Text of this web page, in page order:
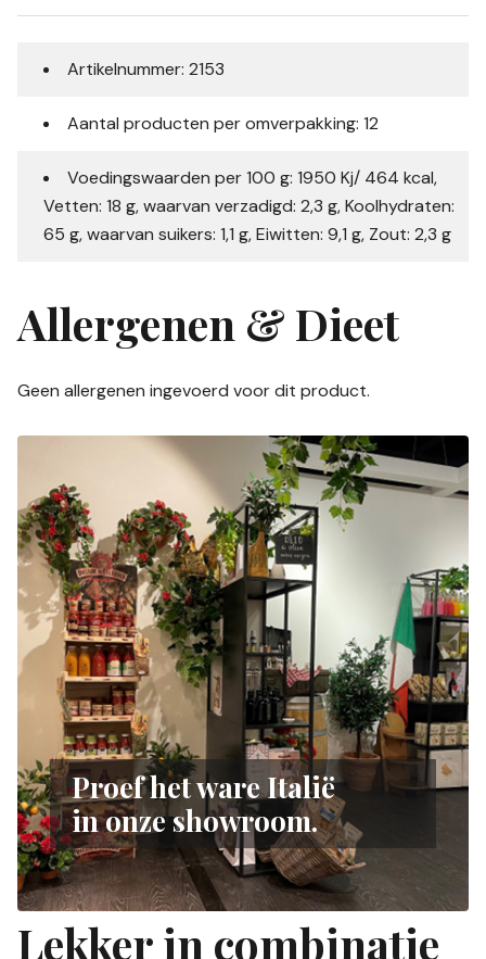
Artikelnummer: 2153
Aantal producten per omverpakking: 12
Voedingswaarden per 100 g: 1950 Kj/ 464 kcal,
Vetten: 18 g, waarvan verzadigd: 2,3 g, Koolhydraten:
65 g, waarvan suikers: 1,1 g, Eiwitten: 9,1 g, Zout: 2,3 g
Allergenen & Dieet
Geen allergenen ingevoerd voor dit product.
Proef het ware Italië
in onze showroom.
Lekker in combinatie